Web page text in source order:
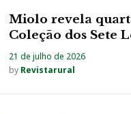
Miolo revela
Coleção dos Sete
21 de julho de 2026
by Revistarural